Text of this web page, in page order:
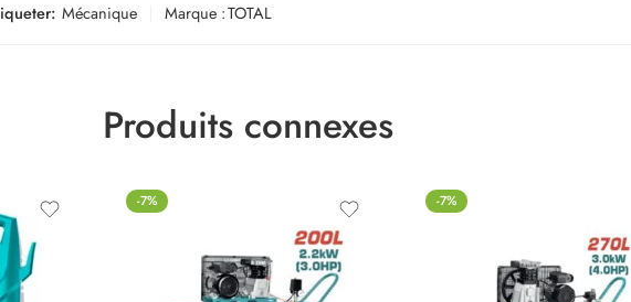
Mécanique Marque :TOTAL
Produits connexes
-7% -7%